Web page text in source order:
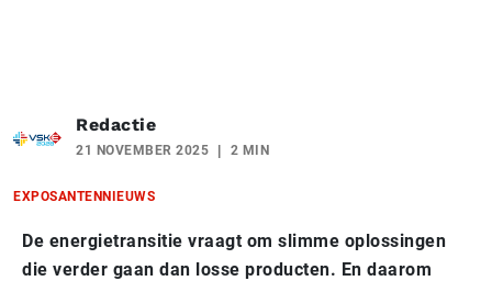
Redactie
21 NOVEMBER 2025 2 MIN
EXPOSANTENNIEUWS
De energietransitie vraagt om slimme oplossingen
die verder gaan dan losse producten. En daarom